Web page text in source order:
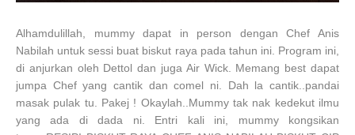
Alhamdulillah, mummy dapat in person dengan Chef Anis
Nabilah untuk sessi buat biskut raya pada tahun ini. Program ini,
di anjurkan oleh Dettol dan juga Air Wick. Memang best dapat
jumpa Chef yang cantik dan comel ni. Dah la cantik..pandai
masak pulak tu. Pakej ! Okaylah..Mummy tak nak kedekut ilmu
yang ada di dada ni. Entri kali ini, mummy kongsikan